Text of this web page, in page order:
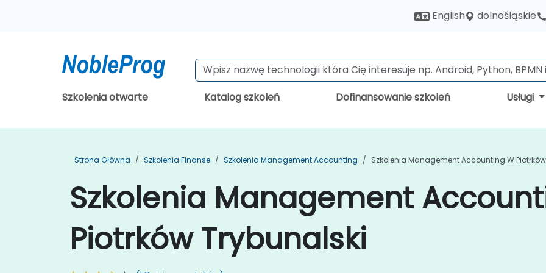
English dolnośląskie
Szkolenia otwarte Katalog szkoleń Dofinansowanie szkoleń Usługi
Strona Główna Szkolenia Finanse Szkolenia Management Accounting Szkolenia Management Accounting W
Szkolenia Management
Piotrków Trybunalski